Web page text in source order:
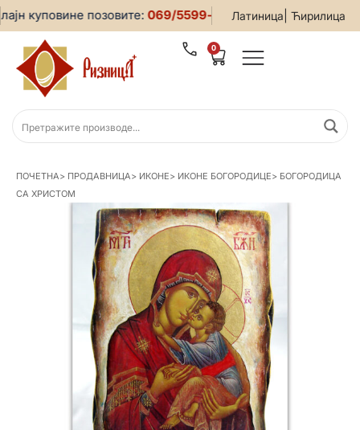
Латиница Ћирилица
куповине позовите:069/5599-019 • За све
0
ПОЧЕТНА> ПРОДАВНИЦА> ИКОНЕ> ИКОНЕ БОГОРОДИЦЕ> БОГОРОДИЦА
СА ХРИСТОМ